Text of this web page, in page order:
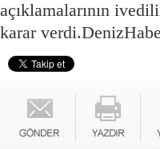
açıklamalarının
karar verdi.